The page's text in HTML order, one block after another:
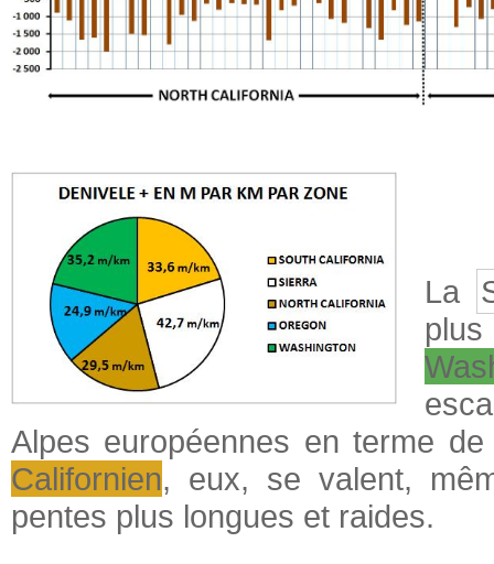
La
Alpes européennes en terme
Californien, eux, se valent,
pentes plus longues et raides.